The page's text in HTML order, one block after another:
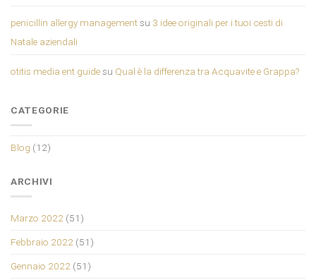
penicillin allergy managementsu 3 idee originali per i tuoi cesti di
Natale aziendali
otitis media ent guidesu Qual è la differenza tra Acquavite e Grappa?
CATEGORIE
Blog (12)
ARCHIVI
Marzo 2022 (51)
Febbraio 2022 (51)
Gennaio 2022 (51)